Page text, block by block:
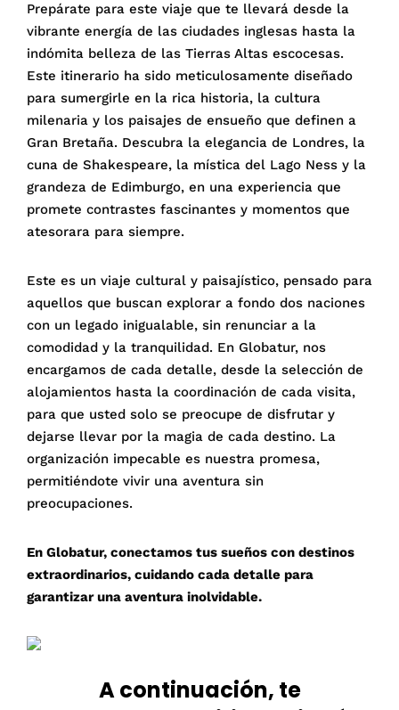
Prepárate para este viaje que te llevará desde la
vibrante energía de las ciudades inglesas hasta la
indómita belleza de las Tierras Altas escocesas.
Este itinerario ha sido meticulosamente diseñado
para sumergirle en la rica historia, la cultura
milenaria y los paisajes de ensueño que definen a
Gran Bretaña. Descubra la elegancia de Londres, la
cuna de Shakespeare, la mística del Lago Ness y la
grandeza de Edimburgo, en una experiencia que
promete contrastes fascinantes y momentos que
atesorara para siempre.
Este es un viaje cultural y paisajístico, pensado para
aquellos que buscan explorar a fondo dos naciones
con un legado inigualable, sin renunciar a la
comodidad y la tranquilidad. En Globatur, nos
encargamos de cada detalle, desde la selección de
alojamientos hasta la coordinación de cada visita,
para que usted solo se preocupe de disfrutar y
dejarse llevar por la magia de cada destino. La
organización impecable es nuestra promesa,
permitiéndote vivir una aventura sin
preocupaciones.
En Globatur, conectamos tus sueños con destinos
extraordinarios, cuidando cada detalle para
garantizar una aventura inolvidable.
A continuación, te